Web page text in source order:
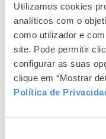
Utilizamos cookies
analíticos com o
como utilizador e
site. Pode permitir
configurar as suas
clique em “Mostrar
Política de
no
João
de
Braga
Dê tudo